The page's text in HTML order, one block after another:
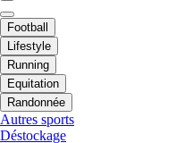
Football
Lifestyle
Running
Equitation
Randonnée
Autres sports
Déstockage